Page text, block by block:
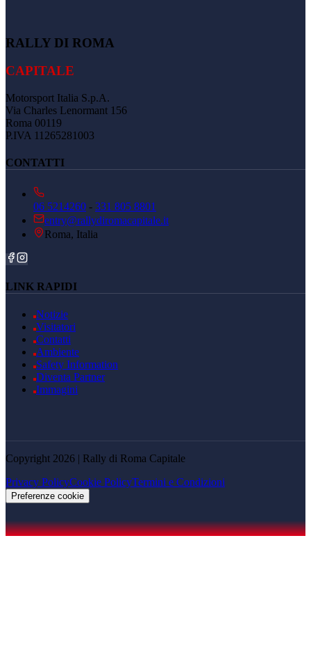
RALLY DI ROMA
CAPITALE
Motorsport Italia S.p.A.
Via Charles Lenormant 156
Roma 00119
P.IVA 11265281003
CONTATTI
06 5214260 - 331 805 8801
entry@rallydiromacapitale.it
Roma, Italia
LINK RAPIDI
Notizie
Visitatori
Contatti
Ambiente
Safety Information
Diventa Partner
Immagini
Copyright 2026 | Rally di Roma Capitale
Privacy PolicyCookie PolicyTermini e Condizioni
Preferenze cookie